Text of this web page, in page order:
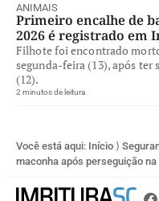
ANIMAIS
Primeiro encalhe de
2026 é registrado em
Filhote foi encontrado
segunda-feira (13), após
(12).
2 minutos de leitura
Você está aqui: Início ⟩
maconha após perseguição